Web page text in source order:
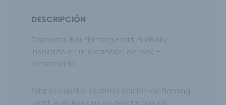
DESCRIPCIÓN
Compass Box Flaming Heart, El whisky
inspirado en una canción de rock –
remezclado​
Esta es nuestra séptima edición de Flaming